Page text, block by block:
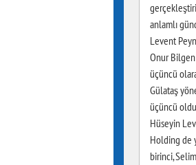
anlamlı
Levent
Onur Bilgen
üçüncü
Gülataş
üçüncü
Hüseyin
Holding de
birinci,